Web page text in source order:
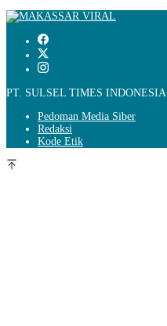
PT. SULSEL TIMES INDONESIA
Pedoman Media Siber
Redaksi
Kode Etik